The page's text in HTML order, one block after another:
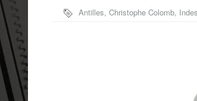
Antilles, Christophe Colomb, Indes